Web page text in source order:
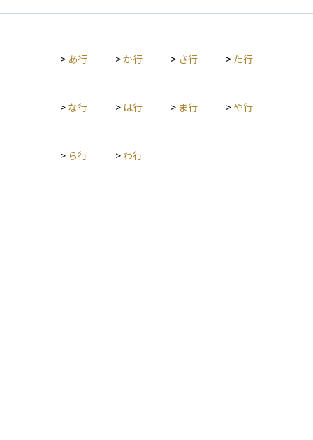
> あ行 >か行 > さ行 > た行
> な行 > は行 > ま行 > や行
> ら行 > わ行